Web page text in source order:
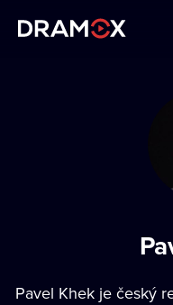
Pavel Khekje český